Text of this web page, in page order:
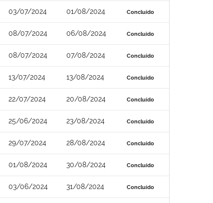
03/07/2024 01/08/2024 Concluído
08/07/2024 06/08/2024 Concluído
08/07/2024 07/08/2024 Concluído
13/07/2024 13/08/2024 Concluído
22/07/2024 20/08/2024 Concluído
25/06/2024 23/08/2024 Concluído
29/07/2024 28/08/2024 Concluído
01/08/2024 30/08/2024 Concluído
03/06/2024 31/08/2024 Concluído